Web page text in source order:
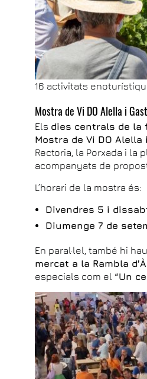
16 activitats
Mostra de Vi DO Alella i
Els dies centrals de la
Mostra de Vi DO Alella
Rectoria, la Porxada i la
acompanyats de
L’horari de la mostra és:
Divendres 5 i
Diumenge 7 de
En paral·lel, també hi
mercat a la Rambla
especials com el “Un